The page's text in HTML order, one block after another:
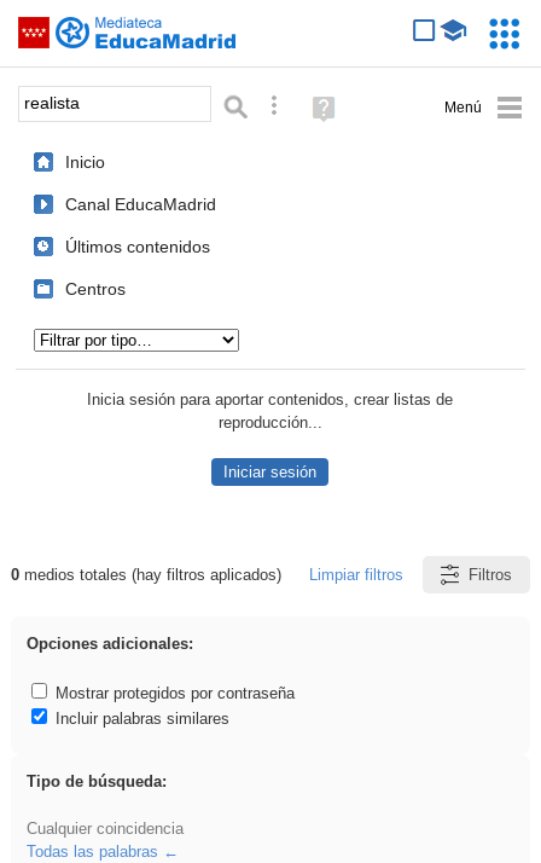
Saltar navegación
Palabra o frase: Búsqueda avanzada
Ayuda
(en
Inicio
Canal EducaMadrid
Últimos contenidos
Centros
Inicia sesión para aportar contenidos, crear listas de
reproducción...
Iniciar sesión
Resultados de: realista
0medios totales (hay filtros aplicados) Limpiar filtros Filtros
Opciones adicionales:
Mostrar protegidos por contraseña
Incluir palabras similares
Tipo de búsqueda:
Cualquier coincidencia
Todas las palabras